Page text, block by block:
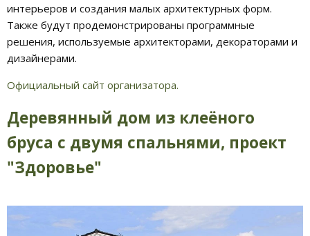
интерьеров и создания малых архитектурных форм.
Также будут продемонстрированы программные
решения, используемые архитекторами, декораторами и
дизайнерами.
Официальный сайт организатора.
Деревянный дом из клеёного
бруса с двумя спальнями, проект
"Здоровье"